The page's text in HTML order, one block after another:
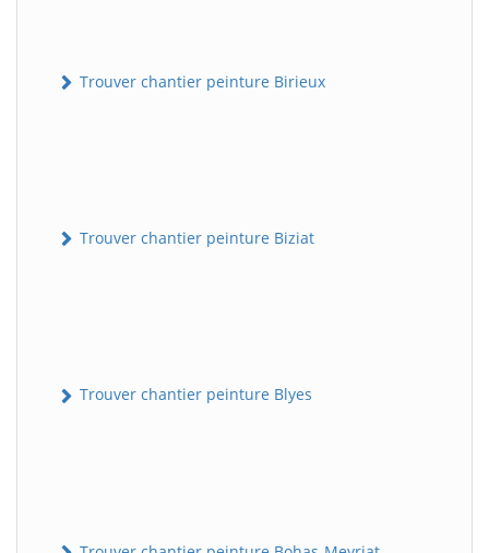
Trouver chantier peinture Birieux
Trouver chantier peinture Biziat
Trouver chantier peinture Blyes